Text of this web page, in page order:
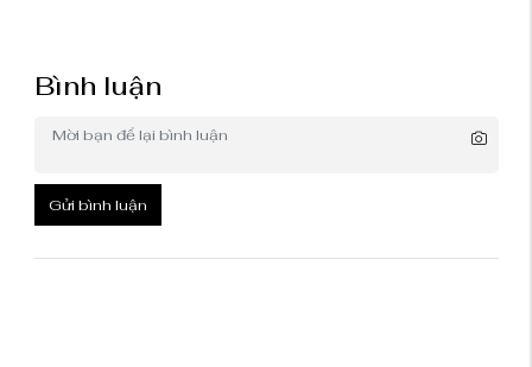
Bình luận
Gửi bình luận